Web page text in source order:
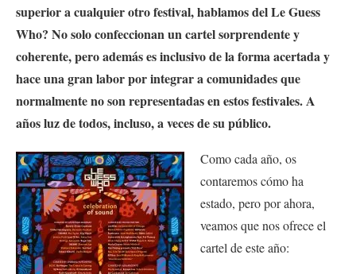
superior a cualquier otro festival, hablamos del Le Guess
Who? No solo confeccionan un cartel sorprendente y
coherente, pero además es inclusivo de la forma acertada y
hace una gran labor por integrar a comunidades que
normalmente no son representadas en estos festivales. A
años luz de todos, incluso, a veces de su público.
Como cada año, os
contaremos cómo ha
estado, pero por ahora,
veamos que nos ofrece el
cartel de este año: